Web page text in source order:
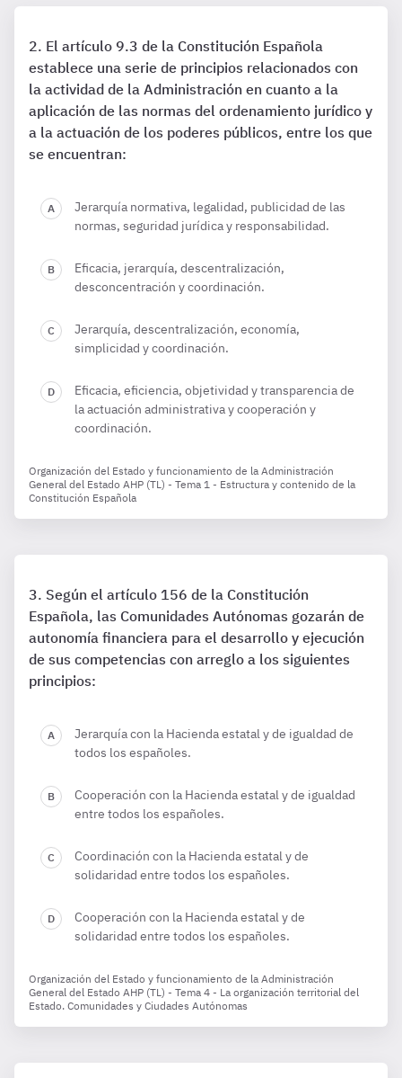
El artículo 9.3 de la Constitución Española
establece una serie de principios relacionados con
la actividad de la Administración en cuanto a la
aplicación de las normas del ordenamiento jurídico y
a la actuación de los poderes públicos, entre los que
se encuentran:
Jerarquía normativa, legalidad, publicidad de las
normas, seguridad jurídica y responsabilidad.
Eficacia, jerarquía, descentralización,
desconcentración y coordinación.
Jerarquía, descentralización, economía,
simplicidad y coordinación.
Eficacia, eficiencia, objetividad y transparencia de
la actuación administrativa y cooperación y
coordinación.
Organización del Estado y funcionamiento de la Administración
General del Estado AHP (TL) - Tema 1 - Estructura y contenido de la
Constitución Española
Según el artículo 156 de la Constitución
Española, las Comunidades Autónomas gozarán de
autonomía financiera para el desarrollo y ejecución
de sus competencias con arreglo a los siguientes
principios:
Jerarquía con la Hacienda estatal y de igualdad de
todos los españoles.
Cooperación con la Hacienda estatal y de igualdad
entre todos los españoles.
Coordinación con la Hacienda estatal y de
solidaridad entre todos los españoles.
Cooperación con la Hacienda estatal y de
solidaridad entre todos los españoles.
Organización del Estado y funcionamiento de la Administración
General del Estado AHP (TL) - Tema 4 - La organización territorial del
Estado. Comunidades y Ciudades Autónomas